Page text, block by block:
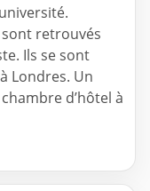
retrouvés
Ils se sont
Londres. Un
d’hôtel à